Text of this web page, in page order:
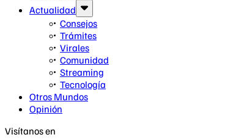
Actualidad
Consejos
Trámites
Virales
Comunidad
Streaming
Tecnología
Otros Mundos
Opinión
Visítanos en